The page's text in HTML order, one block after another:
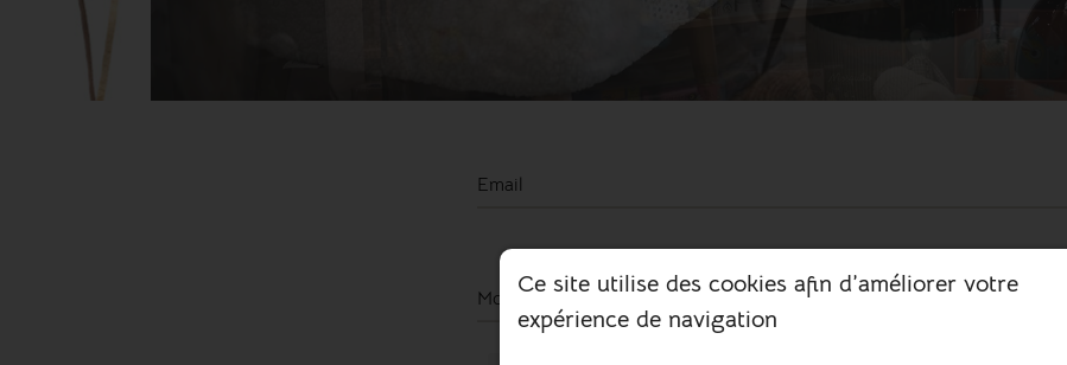
Email
Mot de passe
Ce site utilise des cookies afin d’améliorer votre
expérience de navigation